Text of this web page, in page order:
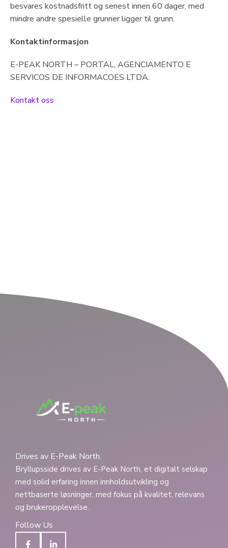
besvares kostnadsfritt og senest innen 60 dager, med
mindre andre spesielle grunner ligger til grunn.
Kontaktinformasjon
E-PEAK NORTH – PORTAL, AGENCIAMENTO E
SERVICOS DE INFORMACOES LTDA.
Kontakt oss
Drives av E-Peak North.
Bryllupsside drives av E-Peak North, et digitalt selskap
med solid erfaring innen innholdsutvikling og
nettbaserte løsninger, med fokus på kvalitet, relevans
og brukeropplevelse.
Follow Us